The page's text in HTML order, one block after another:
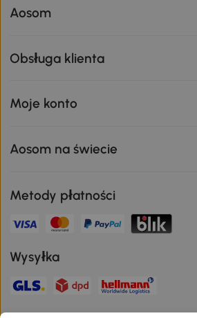
Aosom
Obsługa klienta
Moje konto
Aosom na świecie
Metody płatności
Wysyłka